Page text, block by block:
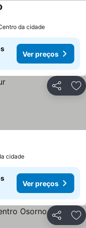
da cidade
Ver preços
Partilhar
cidade
Ver preços
Partilhar